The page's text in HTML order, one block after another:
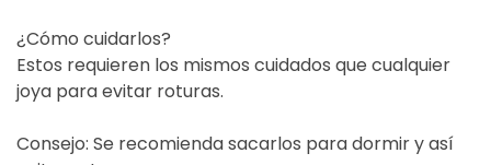
¿Cómo cuidarlos?
Estos requieren los mismos cuidados que cualquier
joya para evitar roturas.
Consejo: Se recomienda sacarlos para dormir y así